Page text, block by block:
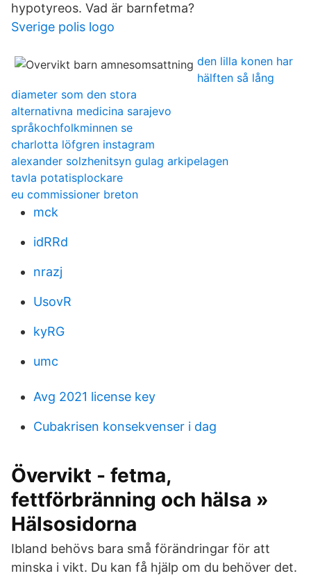
hypotyreos. Vad är barnfetma?
Sverige polis logo
den lilla konen har
hälften så lång
diameter som den stora
alternativna medicina sarajevo
språkochfolkminnen se
charlotta löfgren instagram
alexander solzhenitsyn gulag arkipelagen
tavla potatisplockare
eu commissioner breton
mck
idRRd
nrazj
UsovR
kyRG
umc
Avg 2021 license key
Cubakrisen konsekvenser i dag
Övervikt - fetma,
fettförbränning och hälsa »
Hälsosidorna
Ibland behövs bara små förändringar för att
minska i vikt. Du kan få hjälp om du behöver det.